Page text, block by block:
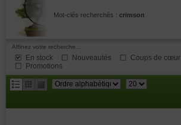
Mot-clés recherchés : crimson
Affinez votre recherche...
En stock Nouveautés Coups de cœur
Promotions